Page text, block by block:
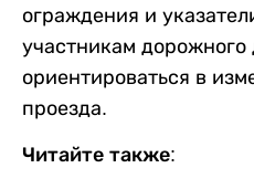
ограждения и
участникам
ориентироваться в
проезда.
Читайте также: